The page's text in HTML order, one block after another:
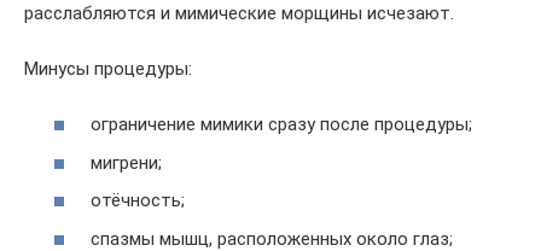
расслабляются и мимические морщины исчезают.
Минусы процедуры:
ограничение мимики сразу после процедуры;
мигрени;
отёчность;
спазмы мышц, расположенных около глаз;